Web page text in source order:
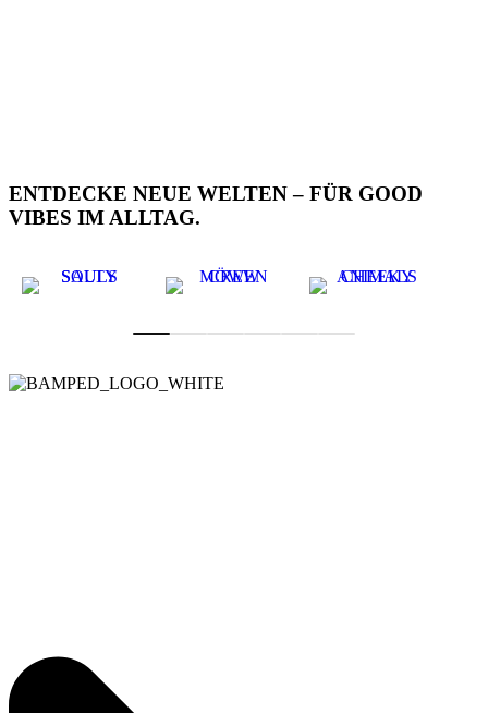
ENTDECKE NEUE WELTEN – FÜR GOOD
VIBES IM ALLTAG.